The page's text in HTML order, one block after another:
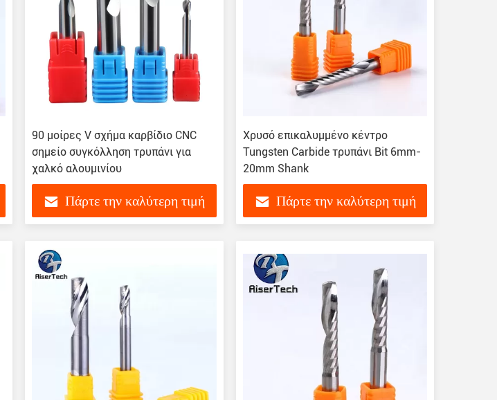
90 μοίρες V σχήμα καρβίδιο CNC
σημείο συγκόλληση τρυπάνι για
χαλκό αλουμινίου
Πάρτε την καλύτερη τιμή
Χρυσό επικαλυμμένο κέντρο
Tungsten Carbide τρυπάνι Bit 6mm-
20mm Shank
Πάρτε την καλύτερη τιμή